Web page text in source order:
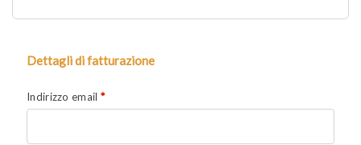
Dettagli di fatturazione
Indirizzo email *